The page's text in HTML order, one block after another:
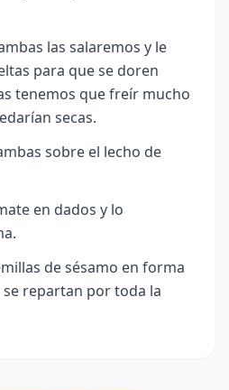
las salaremos y le
para que se doren
tenemos que freír mucho
secas.
sobre el lecho de
en dados y lo
de sésamo en forma
repartan por toda la